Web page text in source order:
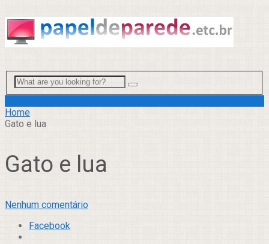
Home
Gato e lua
Gato e lua
Nenhum comentário
Facebook